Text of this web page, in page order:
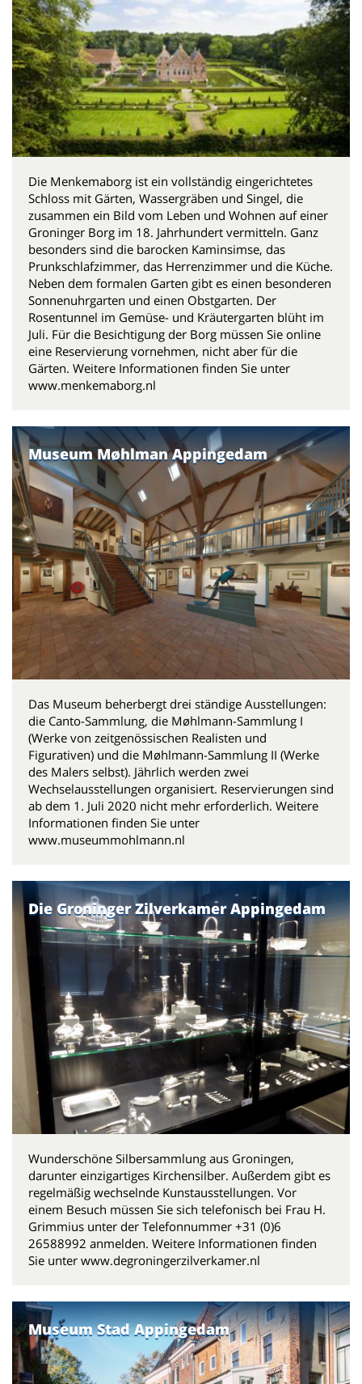
Die Menkemaborg ist ein vollständig eingerichtetes
Schloss mit Gärten, Wassergräben und Singel, die
zusammen ein Bild vom Leben und Wohnen auf einer
Groninger Borg im 18. Jahrhundert vermitteln. Ganz
besonders sind die barocken Kaminsimse, das
Prunkschlafzimmer, das Herrenzimmer und die Küche.
Neben dem formalen Garten gibt es einen besonderen
Sonnenuhrgarten und einen Obstgarten. Der
Rosentunnel im Gemüse- und Kräutergarten blüht im
Juli. Für die Besichtigung der Borg müssen Sie online
eine Reservierung vornehmen, nicht aber für die
Gärten. Weitere Informationen finden Sie unter
www.menkemaborg.nl
Museum Møhlman Appingedam
Das Museum beherbergt drei ständige Ausstellungen:
die Canto-Sammlung, die Møhlmann-Sammlung I
(Werke von zeitgenössischen Realisten und
Figurativen) und die Møhlmann-Sammlung II (Werke
des Malers selbst). Jährlich werden zwei
Wechselausstellungen organisiert. Reservierungen sind
ab dem 1. Juli 2020 nicht mehr erforderlich. Weitere
Informationen finden Sie unter
www.museummohlmann.nl
Die Groninger Zilverkamer Appingedam
Wunderschöne Silbersammlung aus Groningen,
darunter einzigartiges Kirchensilber. Außerdem gibt es
regelmäßig wechselnde Kunstausstellungen. Vor
einem Besuch müssen Sie sich telefonisch bei Frau H.
Grimmius unter der Telefonnummer +31 (0)6
26588992 anmelden. Weitere Informationen finden
Sie unter www.degroningerzilverkamer.nl
Museum Stad Appingedam